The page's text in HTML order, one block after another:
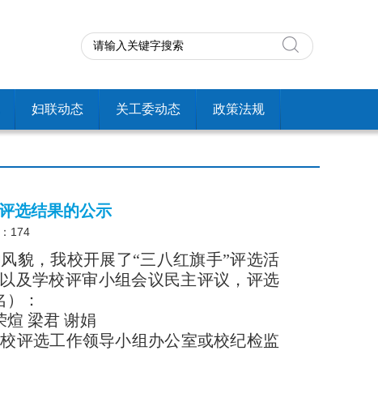
妇联动态 关工委动态 政策法规
选结果的公示
174
貌，我校开展了“三八红旗手”评选活
及学校评审小组会议民主评议，评选
）：
煊 梁君 谢娟
评选工作领导小组办公室或校纪检监